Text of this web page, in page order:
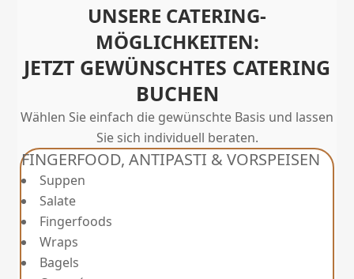
UNSERE CATERING-
MÖGLICHKEITEN:
JETZT GEWÜNSCHTES CATERING
BUCHEN
Wählen Sie einfach die gewünschte Basis und lassen
Sie sich individuell beraten.
FINGERFOOD, ANTIPASTI & VORSPEISEN
Suppen
Salate
Fingerfoods
Wraps
Bagels